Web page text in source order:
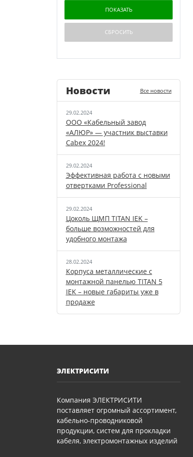
Новости Все новости
29.02.2024
ООО «Кабельный завод
«АЛЮР» — участник выставки
Cabex 2024!
29.02.2024
Эффективная работа с новыми
отвертками Professional
29.02.2024
Цоколь ЩМП TITAN IEK –
больше возможностей для
удобного монтажа
28.02.2024
Корпуса металлические с
монтажной панелью TITAN 5
IEK – новые габариты уже в
продаже
ЭЛЕКТРИСИТИ
Компания ЭЛЕКТРИСИТИ
поставляет огромный ассортимент,
кабельно-проводниковой
продукции, систем для прокладки
кабеля, электромонтажных изделий